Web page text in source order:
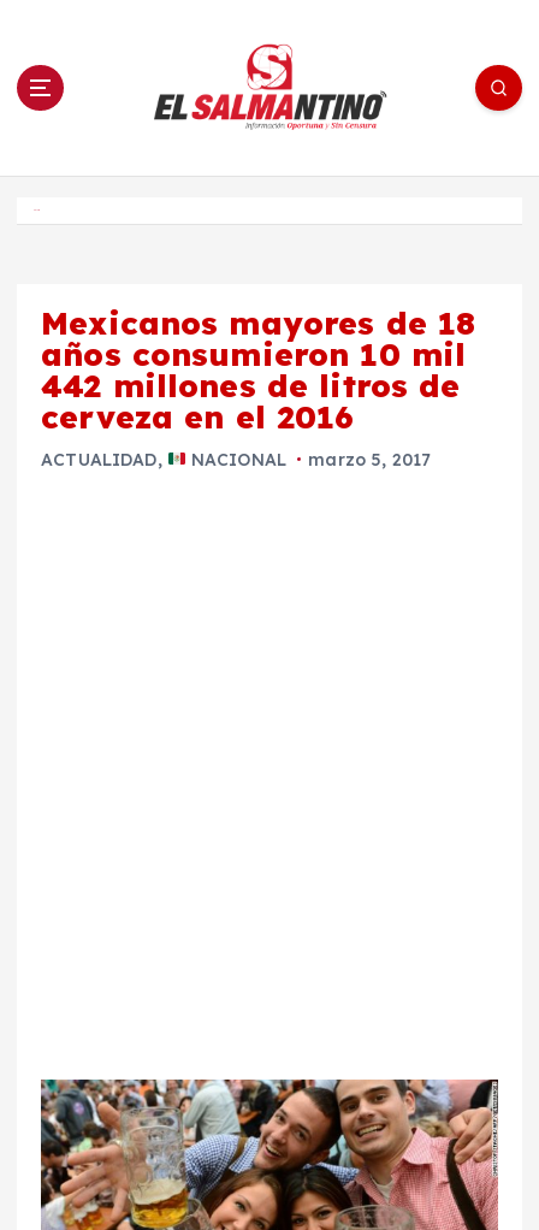
n El Salmantino - medios/noticias/editorial
Mexicanos mayores de 18
años consumieron 10 mil
442 millones de litros de
cerveza en el 2016
ACTUALIDAD, NACIONAL marzo 5, 2017